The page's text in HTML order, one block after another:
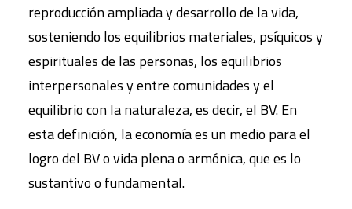
reproducción ampliada y desarrollo de la vida,
sosteniendo los equilibrios materiales, psíquicos y
espirituales de las personas, los equilibrios
interpersonales y entre comunidades y el
equilibrio con la naturaleza, es decir, el BV. En
esta definición, la economía es un medio para el
logro del BV o vida plena o armónica, que es lo
sustantivo o fundamental.